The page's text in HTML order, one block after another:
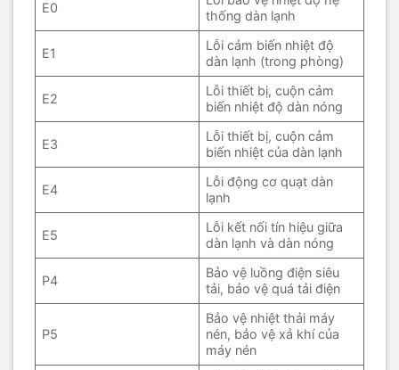
E0
thống dàn lạnh
E1
Lỗi cảm biến nhiệt độ
dàn lạnh (trong phòng)
E2
Lỗi thiết bị, cuộn cảm
biến nhiệt độ dàn nóng
E3
Lỗi thiết bị, cuộn cảm
biến nhiệt của dàn lạnh
E4
Lỗi động cơ quạt dàn
lạnh
E5
Lỗi kết nối tín hiệu giữa
dàn lạnh và dàn nóng
P4
Bảo vệ luồng điện siêu
tải, bảo vệ quá tải điện
P5
Bảo vệ nhiệt thải máy
nén, bảo vệ xả khí của
máy nén